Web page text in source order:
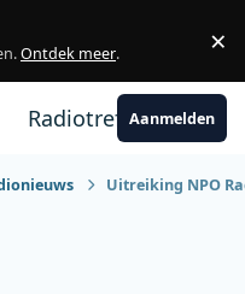
Ontdek meer. ×
RadiotrefpuntAanmelden
Uitreiking NPO